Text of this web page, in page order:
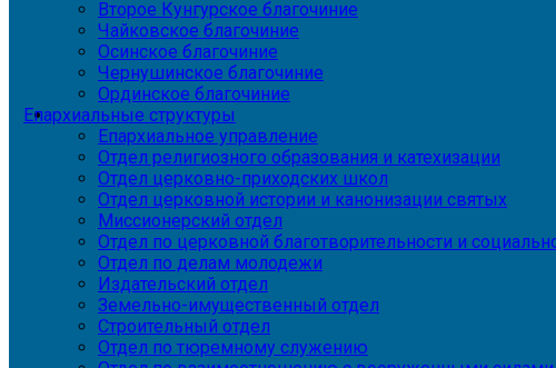
Второе Кунгурское благочиние
Чайковское благочиние
Осинское благочиние
Чернушинское благочиние
Ординское благочиние
Епархиальные структуры
Епархиальное управление
Отдел религиозного образования и катехизации
Отдел церковно-приходских школ
Отдел церковной истории и канонизации святых
Миссионерский отдел
Отдел по церковной благотворительности и
Отдел по делам молодежи
Издательский отдел
Земельно-имущественный отдел
Строительный отдел
Отдел по тюремному служению